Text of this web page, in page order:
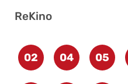
ReKino
02 04 05